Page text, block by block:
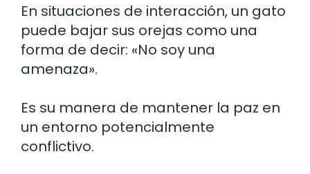
En situaciones de interacción, un gato
puede bajar sus orejas como una
forma de decir: «No soy una
amenaza».
Es su manera de mantener la paz en
un entorno potencialmente
conflictivo.